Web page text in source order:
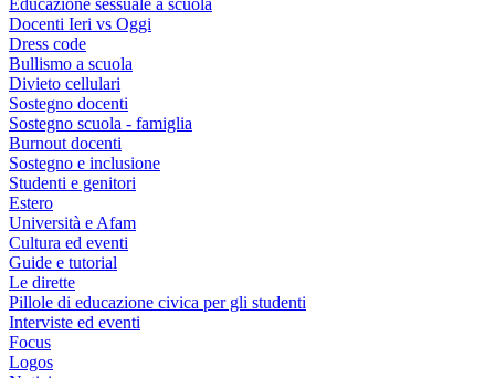
Educazione sessuale a scuola
Docenti Ieri vs Oggi
Dress code
Bullismo a scuola
Divieto cellulari
Sostegno docenti
Sostegno scuola - famiglia
Burnout docenti
Sostegno e inclusione
Studenti e genitori
Estero
Università e Afam
Cultura ed eventi
Guide e tutorial
Le dirette
Pillole di educazione civica per gli studenti
Interviste ed eventi
Focus
Logos